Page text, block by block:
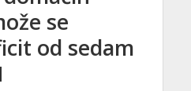
se
od sedam